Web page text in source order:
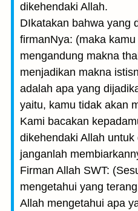
dikehendaki Allah.
DIkatakan bahwa yang
firmanNya: (maka
mengandung makna
menjadikan makna
adalah apa yang
yaitu, kamu tidak akan
Kami bacakan
dikehendaki Allah
janganlah
Firman Allah SWT:
mengetahui yang
Allah mengetahui apa